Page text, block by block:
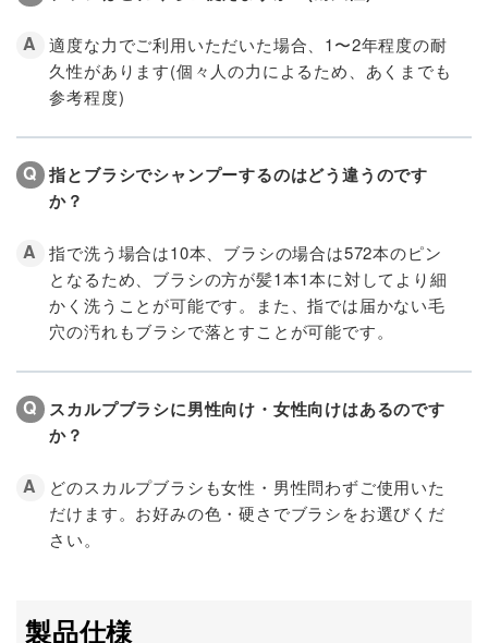
適度な力でご利用いただいた場合、1〜2年程度の耐
久性があります(個々人の力によるため、あくまでも
参考程度)
指とブラシでシャンプーするのはどう違うのです
か？
指で洗う場合は10本、ブラシの場合は572本のピン
となるため、ブラシの方が髪1本1本に対してより細
かく洗うことが可能です。また、指では届かない毛
穴の汚れもブラシで落とすことが可能です。
スカルプブラシに男性向け・女性向けはあるのです
か？
どのスカルプブラシも女性・男性問わずご使用いた
だけます。お好みの色・硬さでブラシをお選びくだ
さい。
製品仕様